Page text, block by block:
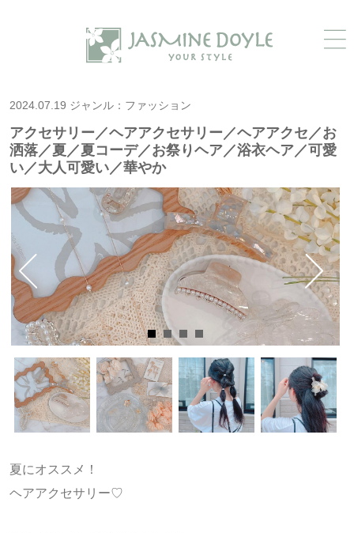
2024.07.19 ジャンル：ファッション
アクセサリー／ヘアアクセサリー／ヘアアクセ／お
洒落／夏／夏コーデ／お祭りヘア／浴衣ヘア／可愛
い／大人可愛い／華やか
夏にオススメ！
ヘアアクセサリー♡